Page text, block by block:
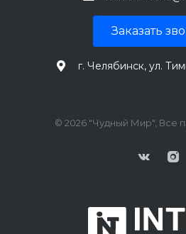
Заказать
г. Челябинск, ул.
© 2026 "Чудный Мир", Все